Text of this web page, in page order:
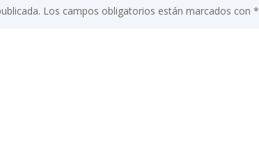
Los campos obligatorios están marcados con*